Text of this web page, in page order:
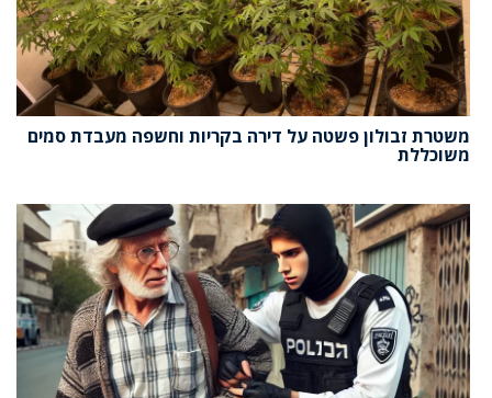
משטרת זבולון פשטה על דירה בקריות וחשפה מעבדת סמים
משוכללת